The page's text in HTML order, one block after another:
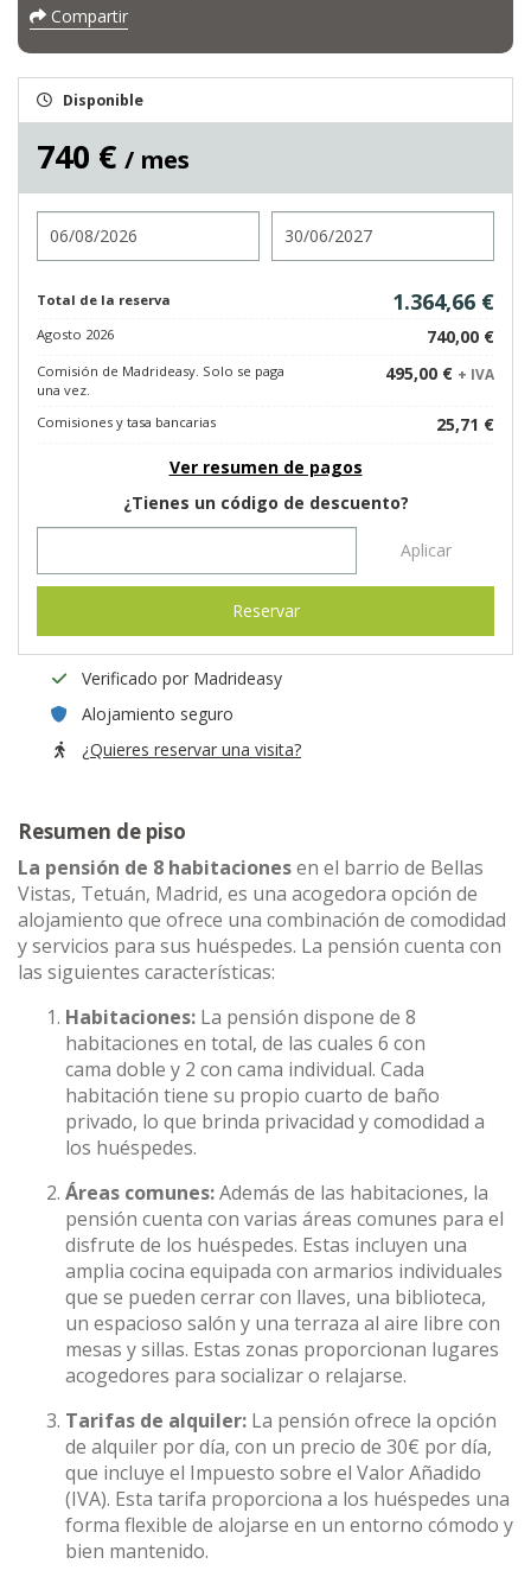
Compartir
Disponible
740 € / mes
Total de la reserva 1.364,66 €
Agosto 2026 740,00 €
Comisión de Madrideasy. Solo se paga
una vez.
495,00 € + IVA
Comisiones y tasa bancarias
25,71 €
Ver resumen de pagos
¿Tienes un código de descuento?
Aplicar
Reservar
Verificado por Madrideasy
Alojamiento seguro
¿Quieres reservar una visita?
Resumen de piso
La pensión de 8 habitacionesen el barrio de Bellas
Vistas, Tetuán, Madrid, es una acogedora opción de
alojamiento que ofrece una combinación de comodidad
y servicios para sus huéspedes. La pensión cuenta con
las siguientes características:
Habitaciones: La pensión dispone de 8
habitaciones en total, de las cuales 6 con
cama doble y 2 con cama individual. Cada
habitación tiene su propio cuarto de baño
privado, lo que brinda privacidad y comodidad a
los huéspedes.
Áreas comunes:Además de las habitaciones, la
pensión cuenta con varias áreas comunes para el
disfrute de los huéspedes. Estas incluyen una
amplia cocina equipada con armarios individuales
que se pueden cerrar con llaves, una biblioteca,
un espacioso salón y una terraza al aire libre con
mesas y sillas. Estas zonas proporcionan lugares
acogedores para socializar o relajarse.
Tarifas de alquiler: La pensión ofrece la opción
de alquiler por día, con un precio de 30€ por día,
que incluye el Impuesto sobre el Valor Añadido
(IVA). Esta tarifa proporciona a los huéspedes una
forma flexible de alojarse en un entorno cómodo y
bien mantenido.